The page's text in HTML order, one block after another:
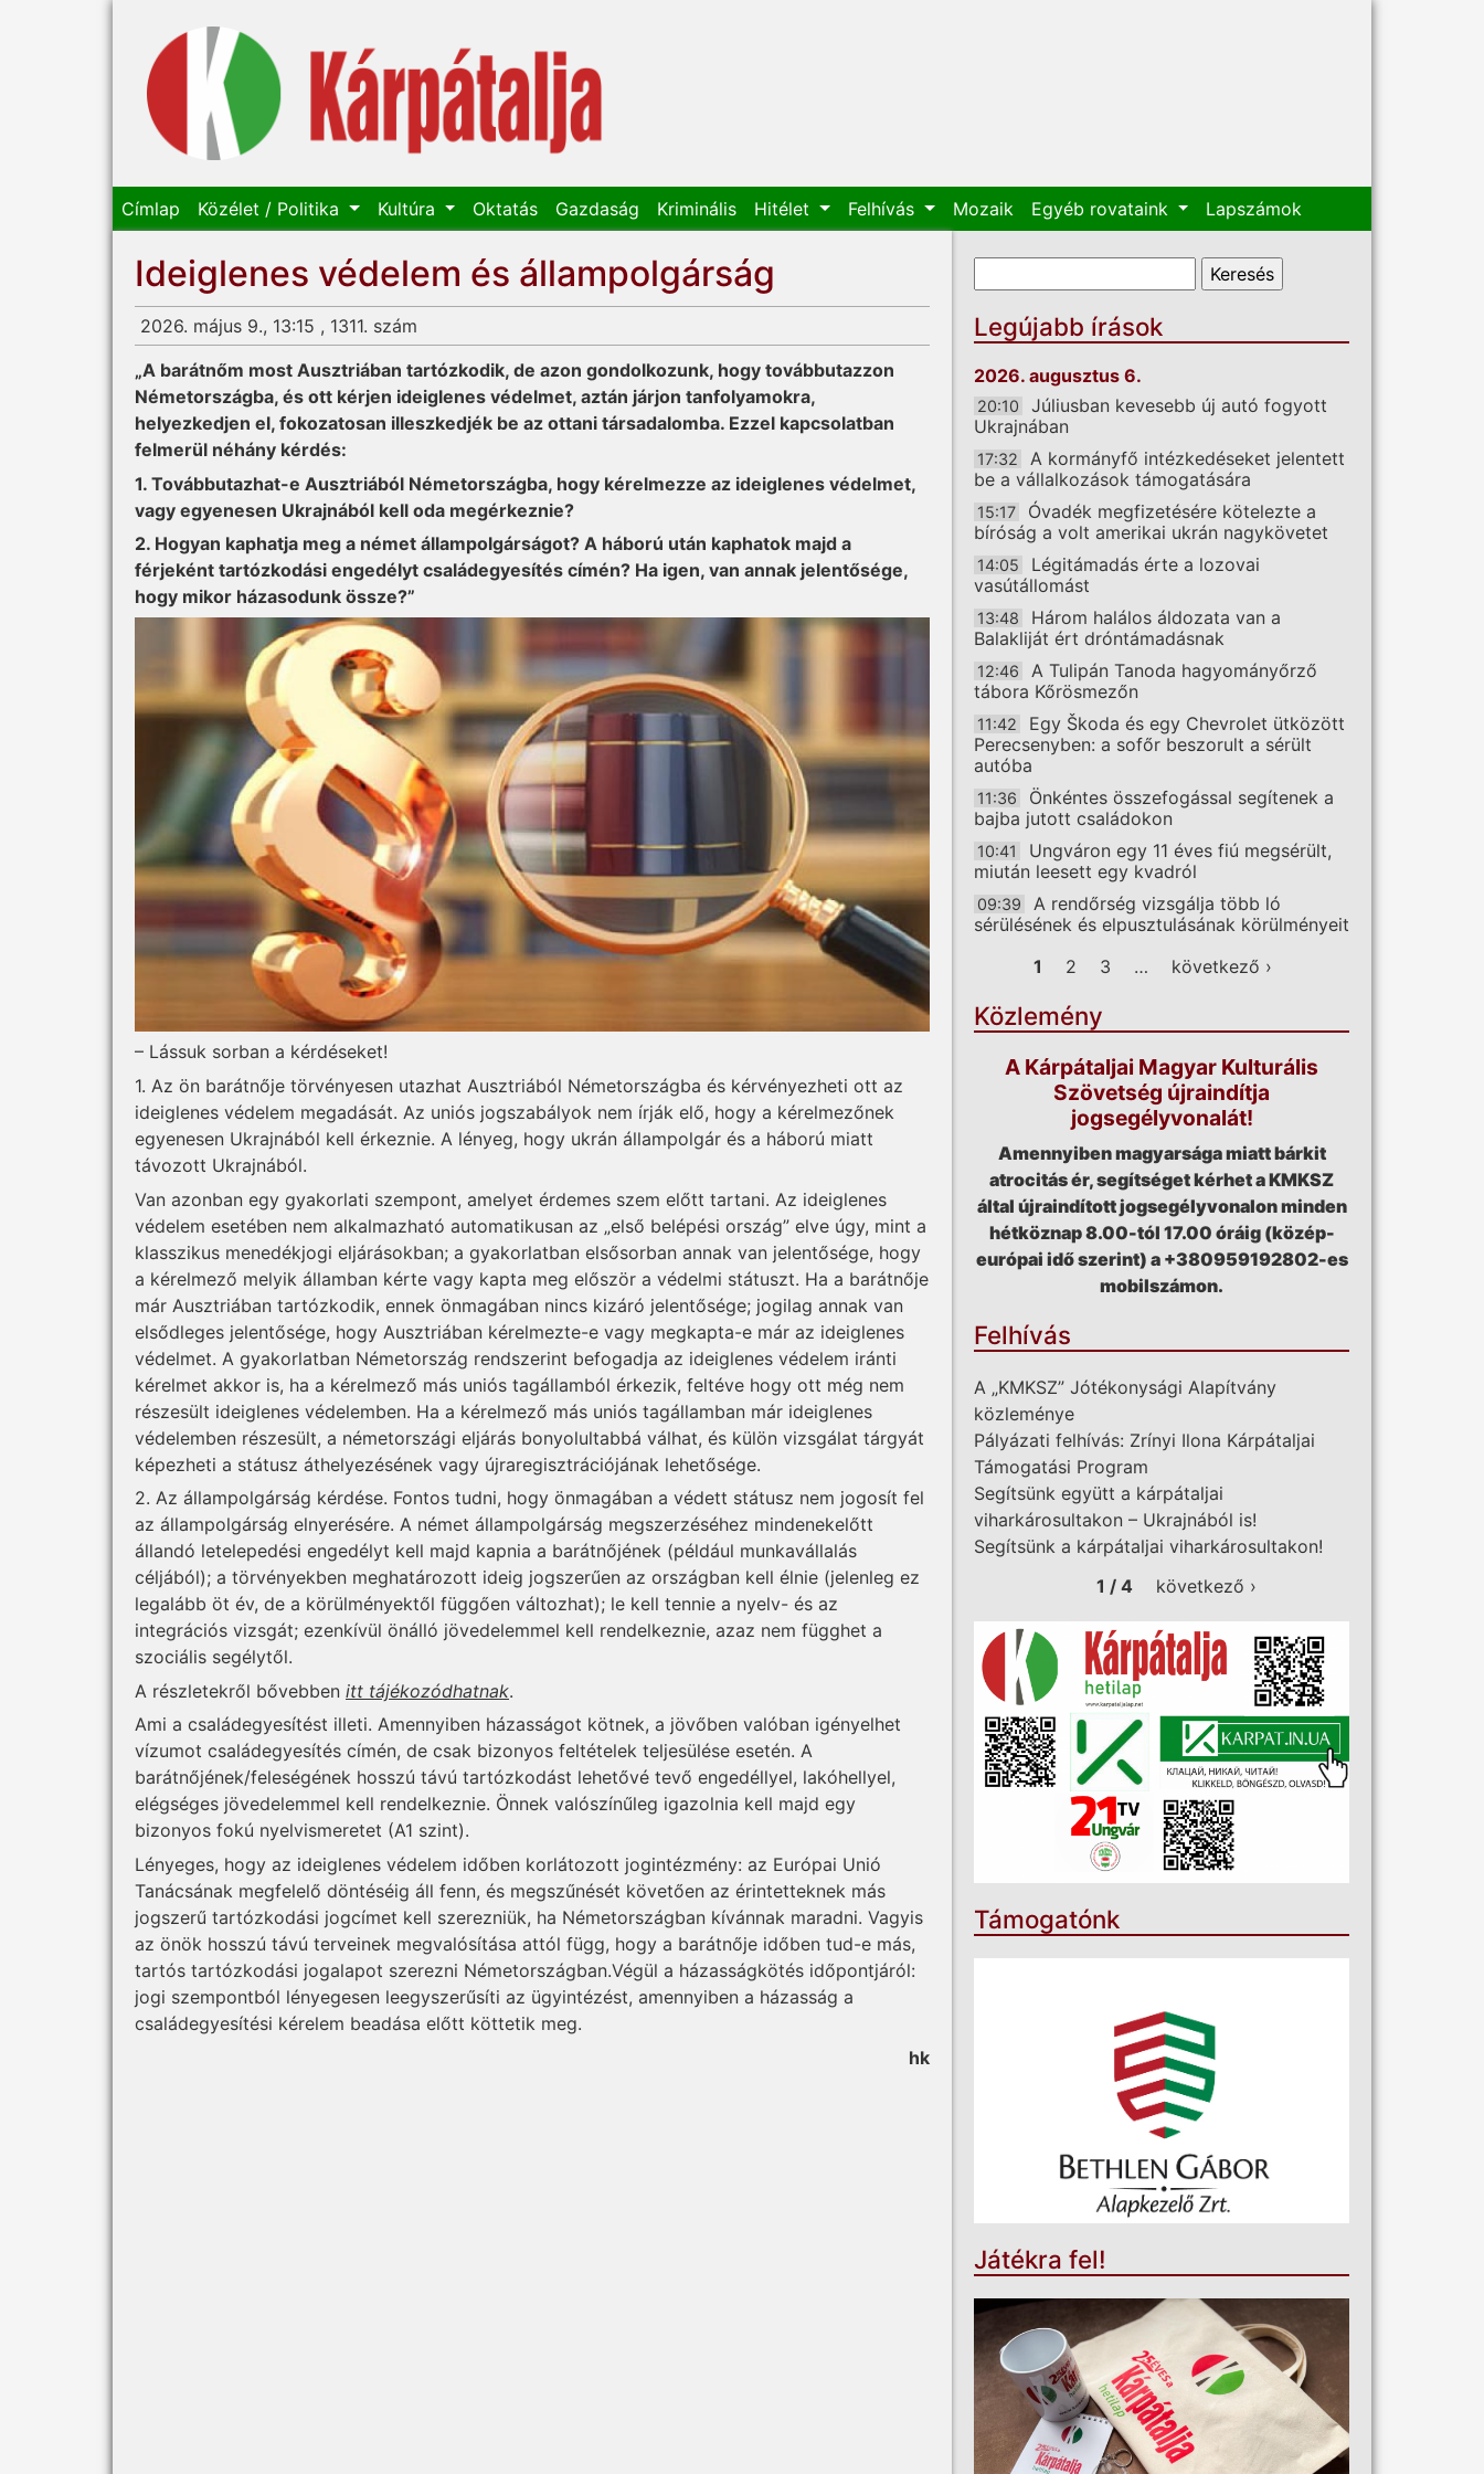
Címlap Közélet / Politika Kultúra Oktatás Gazdaság Kriminális Hitélet Felhívás Mozaik Egyéb rovataink Lapszámok
Ideiglenes védelem és állampolgárság
2026. május 9., 13:15 , 1311. szám
„A barátnőm most Ausztriá­ban tartózkodik, de azon gondolkozunk, hogy továbbutazzon
Németországba, és ott kérjen ideiglenes védelmet, aztán járjon tanfolyamokra,
helyezkedjen el, fokozatosan illeszkedjék be az ottani társadalomba. Ezzel kapcsolatban
felmerül néhány kérdés:
1. Továbbutazhat-e Ausztriá­ból Németországba, hogy kérelmezze az ideiglenes védelmet,
vagy egyenesen Ukrajnából kell oda megérkeznie?
2. Hogyan kaphatja meg a német állampolgárságot? A háború után kaphatok majd a
férjeként tartózkodási engedélyt családegyesítés címén? Ha igen, van annak jelentősége,
hogy mikor házasodunk össze?”
– Lássuk sorban a kérdéseket!
1. Az ön barátnője törvényesen utazhat Ausztriából Németországba és kérvényezheti ott az
ideiglenes védelem megadását. Az uniós jogszabályok nem írják elő, hogy a kérelmezőnek
egyenesen Ukrajnából kell érkeznie. A lényeg, hogy ukrán állampolgár és a háború miatt
távozott Ukrajnából.
Van azonban egy gyakorlati szempont, amelyet érdemes szem előtt tartani. Az ideiglenes
védelem esetében nem alkalmazható automatikusan az „első belépési ország” elve úgy, mint a
klasszikus menedékjogi eljárásokban; a gyakorlatban elsősorban annak van jelentősége, hogy
a kérelmező melyik államban kérte vagy kapta meg először a védelmi státuszt. Ha a barátnője
már Ausztriában tartózkodik, ennek önmagában nincs kizáró jelentősége; jogilag annak van
elsődleges jelentősége, hogy Ausztriában kérelmezte-e vagy megkapta-e már az ideiglenes
védelmet. A gyakorlatban Németország rendszerint befogadja az ideiglenes védelem iránti
kérelmet akkor is, ha a kérelmező más uniós tagállamból érkezik, feltéve hogy ott még nem
részesült ideiglenes védelemben. Ha a kérelmező más uniós tagállamban már ideiglenes
védelemben részesült, a németországi eljárás bonyolultabbá válhat, és külön vizsgálat tárgyát
képezheti a státusz áthelyezésének vagy újraregisztrációjának lehetősége.
2. Az állampolgárság kérdése. Fontos tudni, hogy önmagában a védett státusz nem jogosít fel
az állampolgárság elnyerésére. A német állampolgárság megszerzéséhez mindenekelőtt
állandó letelepedési engedélyt kell majd kapnia a barátnőjének (például munkavállalás
céljából); a törvényekben meghatározott ideig jogszerűen az országban kell élnie (jelenleg ez
legalább öt év, de a körülményektől függően változhat); le kell tennie a nyelv- és az
integrációs vizsgát; ezenkívül önálló jövedelemmel kell rendelkeznie, azaz nem függhet a
szociális segélytől.
A részletekről bővebben itt tájékozódhatnak.
Ami a családegyesítést illeti. Amennyiben házasságot kötnek, a jövőben valóban igényelhet
vízumot családegyesítés címén, de csak bizonyos feltételek teljesülése esetén. A
barátnőjének/feleségének hosszú távú tartózkodást lehetővé tevő engedéllyel, lakóhellyel,
elégséges jövedelemmel kell rendelkeznie. Önnek valószínűleg igazolnia kell majd egy
bizonyos fokú nyelvismeretet (A1 szint).
Lényeges, hogy az ideiglenes védelem időben korlátozott jogintézmény: az Európai Unió
Tanácsának megfelelő döntéséig áll fenn, és megszűnését követően az érintetteknek más
jogszerű tartózkodási jogcímet kell szerezniük, ha Németországban kívánnak maradni. Vagyis
az önök hosszú távú terveinek megvalósítása attól függ, hogy a barátnője időben tud-e más,
tartós tartózkodási jogalapot szerezni Németországban.Végül a házasságkötés időpontjáról:
jogi szempontból lényegesen leegyszerűsíti az ügyintézést, amennyiben a házasság a
családegyesítési kérelem beadása előtt köttetik meg.
hk
Keresés űrlap
Legújabb írások
2026. augusztus 6.
20:10
Júliusban kevesebb új autó fogyott
Ukrajnában
17:32
A kormányfő intézkedéseket jelentett
be a vállalkozások támogatására
15:17
Óvadék megfizetésére kötelezte a
bíróság a volt amerikai ukrán nagykövetet
14:05
Légitámadás érte a lozovai
vasútállomást
13:48
Három halálos áldozata van a
Balakliját ért dróntámadásnak
12:46
A Tulipán Tanoda hagyományőrző
tábora Kőrösmezőn
11:42
Egy Škoda és egy Chevrolet ütközött
Perecsenyben: a sofőr beszorult a sérült
autóba
11:36
Önkéntes összefogással segítenek a
bajba jutott családokon
10:41
Ungváron egy 11 éves fiú megsérült,
miután leesett egy kvadról
09:39
A rendőrség vizsgálja több ló
sérülésének és elpusztulásának körülményeit
Oldalak
1 2 3 … következő ›
Közlemény
A Kárpátaljai Magyar Kulturális
Szövetség újraindítja
jogsegélyvonalát!
Amennyiben magyarsága miatt bárkit
atrocitás ér, segítséget kérhet a KMKSZ
által újraindított jogsegélyvonalon minden
hétköznap 8.00-tól 17.00 óráig (közép-
európai idő szerint) a +380959192802-es
mobilszámon.
Felhívás
A „KMKSZ” Jótékonysági Alapítvány
közleménye
Pályázati felhívás: Zrínyi Ilona Kárpátaljai
Támogatási Program
Segítsünk együtt a kárpátaljai
viharkárosultakon – Ukrajnából is!
Segítsünk a kárpátaljai viharkárosultakon!
1 / 4
következő ›
Támogatónk
Játékra fel!